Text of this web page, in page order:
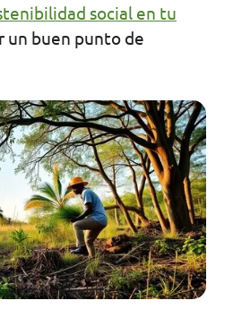
social en tu
un buen punto de
en Sudáfrica